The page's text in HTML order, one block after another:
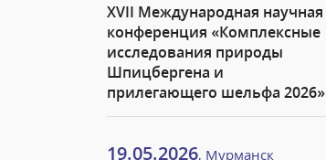
XVII Международная научная
конференция «Комплексные
исследования природы
Шпицбергена и
прилегающего шельфа 2026»
19.05.2026, Мурманск